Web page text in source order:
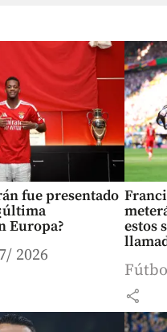
fue presentado
Europa?
2026
estos
share